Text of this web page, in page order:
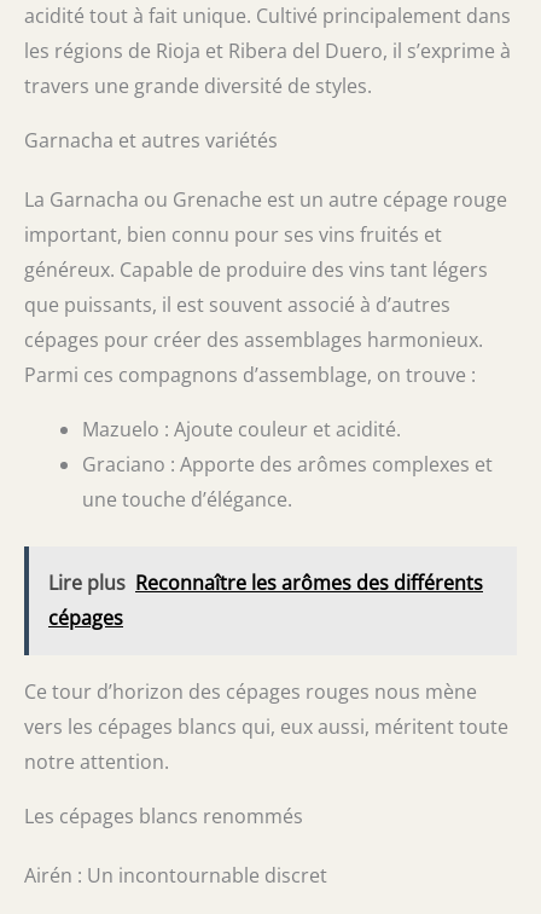
acidité tout à fait unique. Cultivé principalement dans
les régions de Rioja et Ribera del Duero, il s’exprime à
travers une grande diversité de styles.
Garnacha et autres variétés
La Garnacha ou Grenache est un autre cépage rouge
important, bien connu pour ses vins fruités et
généreux. Capable de produire des vins tant légers
que puissants, il est souvent associé à d’autres
cépages pour créer des assemblages harmonieux.
Parmi ces compagnons d’assemblage, on trouve :
Mazuelo : Ajoute couleur et acidité.
Graciano : Apporte des arômes complexes et
une touche d’élégance.
Lire plus Reconnaître les arômes des différents
cépages
Ce tour d’horizon des cépages rouges nous mène
vers les cépages blancs qui, eux aussi, méritent toute
notre attention.
Les cépages blancs renommés
Airén : Un incontournable discret